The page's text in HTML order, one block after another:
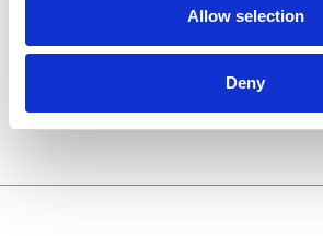
Allow selection
Deny